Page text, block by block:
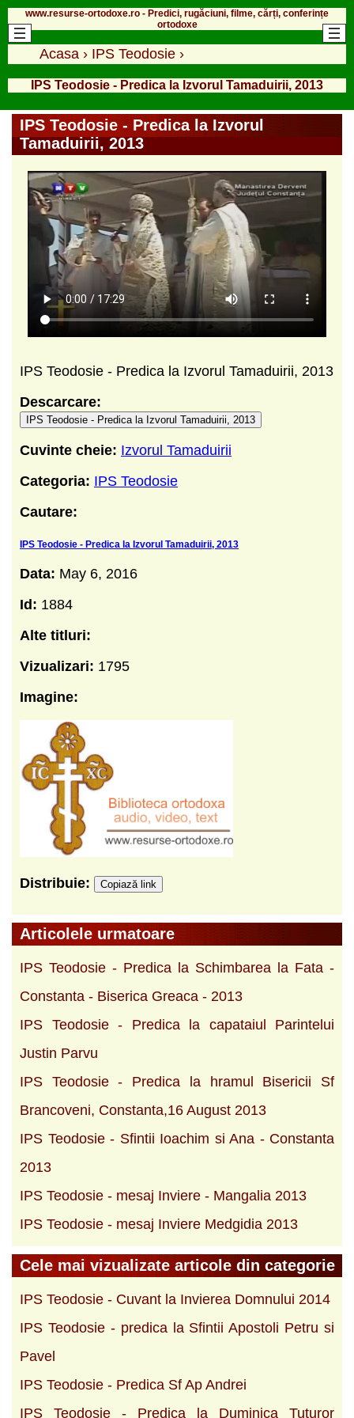
www.resurse-ortodoxe.ro - Predici, rugăciuni, filme, cărți, conferințe
ortodoxe
Acasa › IPS Teodosie ›
IPS Teodosie - Predica la Izvorul Tamaduirii, 2013
IPS Teodosie - Predica la Izvorul
Tamaduirii, 2013
IPS Teodosie - Predica la Izvorul Tamaduirii, 2013
Descarcare:
IPS Teodosie - Predica la Izvorul Tamaduirii, 2013
Cuvinte cheie: Izvorul Tamaduirii
Categoria: IPS Teodosie
Cautare:
IPS Teodosie - Predica la Izvorul Tamaduirii, 2013
Data: May 6, 2016
Id: 1884
Alte titluri:
Vizualizari: 1795
Imagine:
Distribuie: Copiază link
Articolele urmatoare
IPS Teodosie - Predica la Schimbarea la Fata -
Constanta - Biserica Greaca - 2013
IPS Teodosie - Predica la capataiul Parintelui
Justin Parvu
IPS Teodosie - Predica la hramul Bisericii Sf
Brancoveni, Constanta,16 August 2013
IPS Teodosie - Sfintii Ioachim si Ana - Constanta
2013
IPS Teodosie - mesaj Inviere - Mangalia 2013
IPS Teodosie - mesaj Inviere Medgidia 2013
Cele mai vizualizate articole din categorie
IPS Teodosie - Cuvant la Invierea Domnului 2014
IPS Teodosie - predica la Sfintii Apostoli Petru si
Pavel
IPS Teodosie - Predica Sf Ap Andrei
IPS Teodosie - Predica la Duminica Tuturor